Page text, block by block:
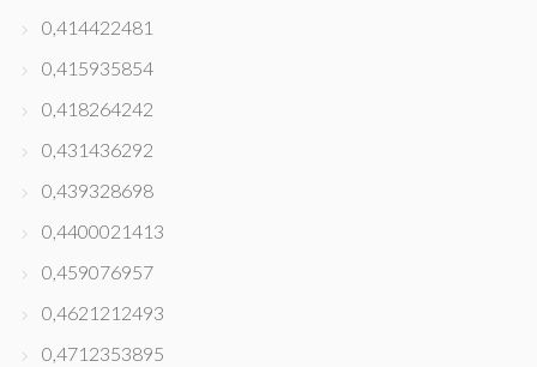
0,414422481
0,415935854
0,418264242
0,431436292
0,439328698
0,4400021413
0,459076957
0,4621212493
0,4712353895